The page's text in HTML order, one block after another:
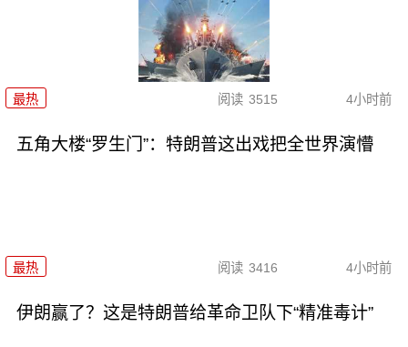
最热 阅读 3515 4小时前
五角大楼“罗生门”：特朗普这出戏把全世界演懵
最热 阅读 3416 4小时前
伊朗赢了？这是特朗普给革命卫队下“精准毒计”